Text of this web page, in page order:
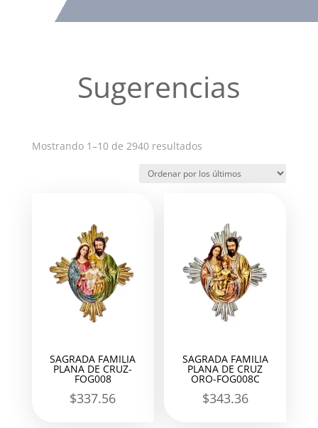
Sugerencias
Mostrando 1–10 de 2940 resultadosOrdenado
los
SAGRADA FAMILIA
PLANA DE CRUZ-
FOG008
$337.56
SAGRADA FAMILIA
PLANA DE CRUZ
ORO-FOG008C
$343.36